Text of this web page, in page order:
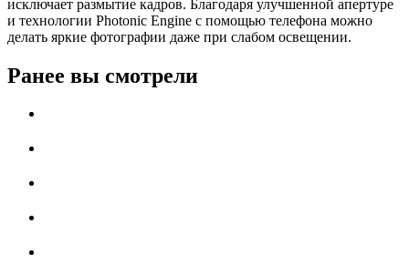
исключает размытие кадров. Благодаря улучшенной апертуре
и технологии Photonic Engine с помощью телефона можно
делать яркие фотографии даже при слабом освещении.
Ранее вы смотрели